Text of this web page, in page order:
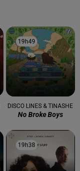
19h49
19h49
DISCO LINES & TINASHE
No Broke Boys
19h38
19h38